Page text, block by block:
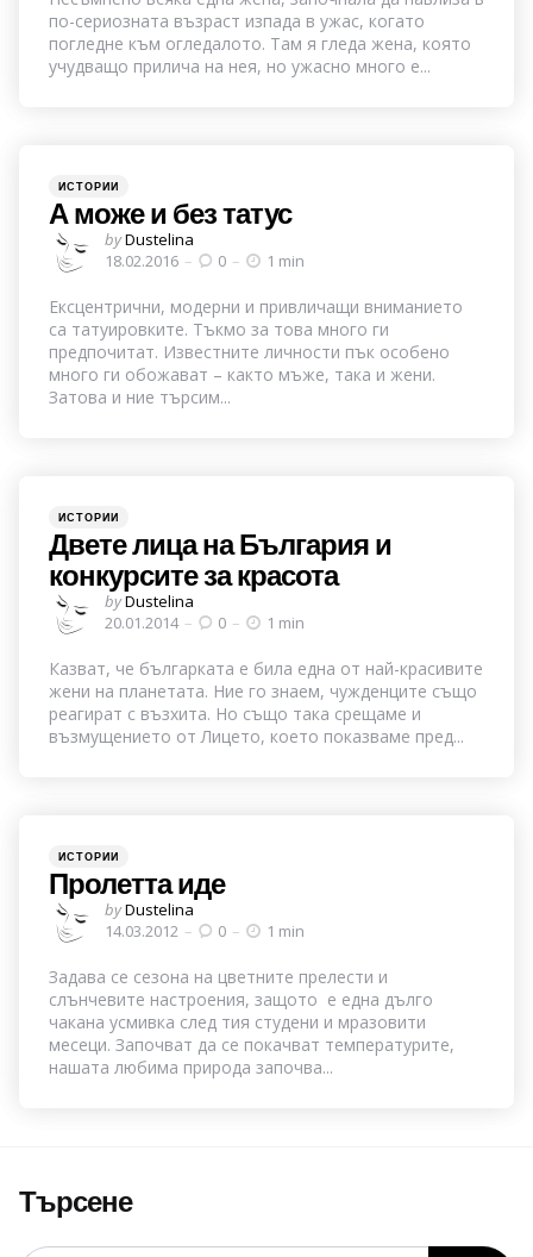
по-сериозната възраст изпада в ужас, когато
погледне към огледалото. Там я гледа жена, която
учудващо прилича на нея, но ужасно много е...
Categories
Posted
ИСТОРИИ
А може и без татус
Posted
by
byDustelina
18.02.2016
0 1 min
Ексцентрични, модерни и привличащи вниманието
са татуировките. Тъкмо за това много ги
предпочитат. Известните личности пък особено
много ги обожават – както мъже, така и жени.
Затова и ние търсим...
Categories
Posted
ИСТОРИИ
Двете лица на България и
конкурсите за красота
Posted
by
byDustelina
20.01.2014
0 1 min
Казват, че българката е била една от най-красивите
жени на планетата. Ние го знаем, чужденците също
реагират с възхита. Но също така срещаме и
възмущението от Лицето, което показваме пред...
Categories
Posted
ИСТОРИИ
Пролетта иде
Posted
by
byDustelina
14.03.2012
0 1 min
Задава се сезона на цветните прелести и
слънчевите настроения, защото е една дълго
чакана усмивка след тия студени и мразовити
месеци. Започват да се покачват температурите,
нашата любима природа започва...
Търсене